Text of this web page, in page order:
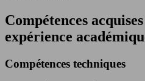
Compétences
expérience
Compétences techniques